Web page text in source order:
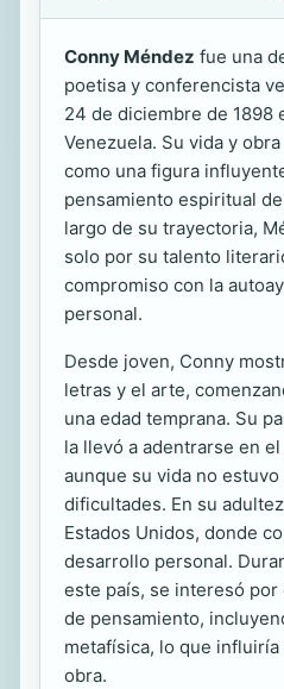
Conny Méndez fue una
poetisa y conferencista
24 de diciembre de 1898
Venezuela. Su vida y
como una figura
pensamiento espiritual
largo de su trayectoria,
solo por su talento
compromiso con la
personal.
Desde joven, Conny
letras y el arte,
una edad temprana. Su
la llevó a adentrarse en
aunque su vida no estuvo
dificultades. En su
Estados Unidos, donde
desarrollo personal.
este país, se interesó
de pensamiento,
metafísica, lo que
obra.